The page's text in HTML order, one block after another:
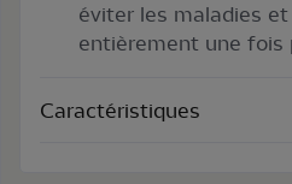
éviter les maladies
entièrement une fois
Caractéristiques